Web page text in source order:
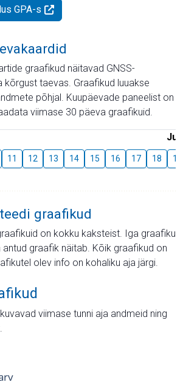
GPA-s
graafikud näitavad GNSS-
kõrgust taevas. Graafikud luuakse
põhjal. Kuupäevade paneelist on
viimase 30 päeva graafikuid.
11 12 13 14 15 16 17 18 19
graafikud
on kokku kaksteist. Iga graafiku
antud graafik näitab. Kõik graafikud on
olev info on kohaliku aja järgi.
viimase tunni aja andmeid ning